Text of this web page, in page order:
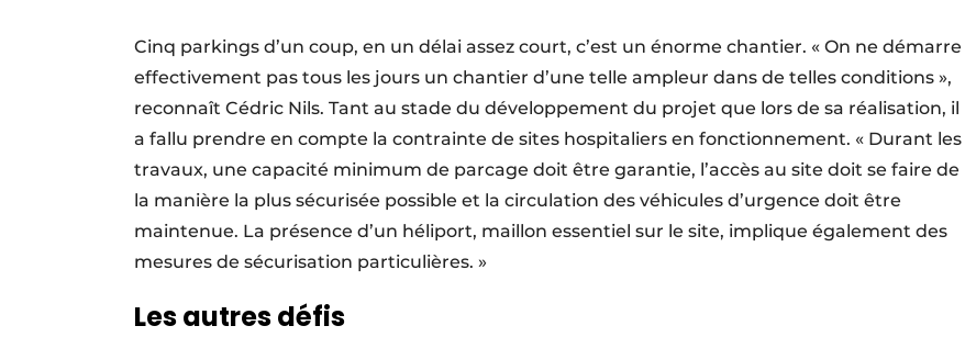
Cinq parkings d’un coup, en un délai assez court, c’est un énorme chantier. « On ne démarre
effectivement pas tous les jours un chantier d’une telle ampleur dans de telles conditions »,
reconnaît Cédric Nils. Tant au stade du développement du projet que lors de sa réalisation, il
a fallu prendre en compte la contrainte de sites hospitaliers en fonctionnement. « Durant les
travaux, une capacité minimum de parcage doit être garantie, l’accès au site doit se faire de
la manière la plus sécurisée possible et la circulation des véhicules d’urgence doit être
maintenue. La présence d’un héliport, maillon essentiel sur le site, implique également des
mesures de sécurisation particulières. »
Les autres défis